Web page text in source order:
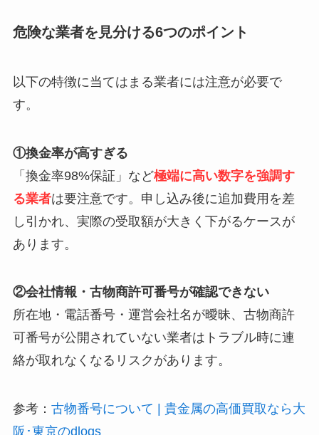
危険な業者を見分ける6つのポイント
以下の特徴に当てはまる業者には注意が必要で
す。
①換金率が高すぎる
「換金率98%保証」など極端に高い数字を強調す
る業者は要注意です。申し込み後に追加費用を差
し引かれ、実際の受取額が大きく下がるケースが
あります。
②会社情報・古物商許可番号が確認できない
所在地・電話番号・運営会社名が曖昧、古物商許
可番号が公開されていない業者はトラブル時に連
絡が取れなくなるリスクがあります。
参考： 古物番号について | 貴金属の高価買取なら大
阪･東京のdlogs